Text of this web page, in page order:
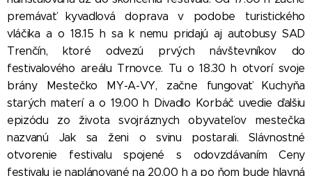
premávať kyvadlová doprava v podobe turistického
vláčika a o 18.15 h sa k nemu pridajú aj autobusy SAD
Trenčín, ktoré odvezú prvých návštevníkov do
festivalového areálu Trnovce. Tu o 18.30 h otvorí svoje
brány Mestečko MY-A-VY, začne fungovať Kuchyňa
starých materí a o 19.00 h Divadlo Korbáč uvedie ďalšiu
epizódu zo života svojráznych obyvateľov mestečka
nazvanú Jak sa ženi o svinu postarali. Slávnostné
otvorenie festivalu spojené s odovzdávaním Ceny
festivalu je naplánované na 20.00 h a po ňom bude hlavná